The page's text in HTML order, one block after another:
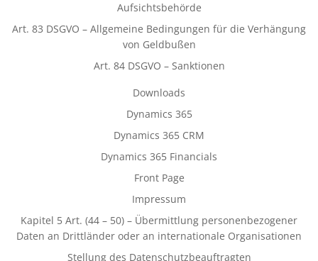
Aufsichtsbehörde
Art. 83 DSGVO – Allgemeine Bedingungen für die Verhängung
von Geldbußen
Art. 84 DSGVO – Sanktionen
Downloads
Dynamics 365
Dynamics 365 CRM
Dynamics 365 Financials
Front Page
Impressum
Kapitel 5 Art. (44 – 50) – Übermittlung personenbezogener
Daten an Drittländer oder an internationale Organisationen
Stellung des Datenschutzbeauftragten